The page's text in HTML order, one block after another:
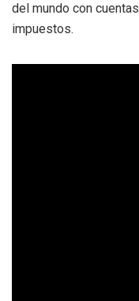
del mundo con
impuestos.